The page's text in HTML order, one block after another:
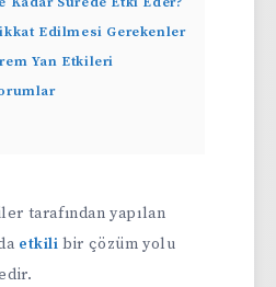
Edilmesi Gerekenler
Yan Etkileri
tarafından yapılan
etkili bir çözüm yolu